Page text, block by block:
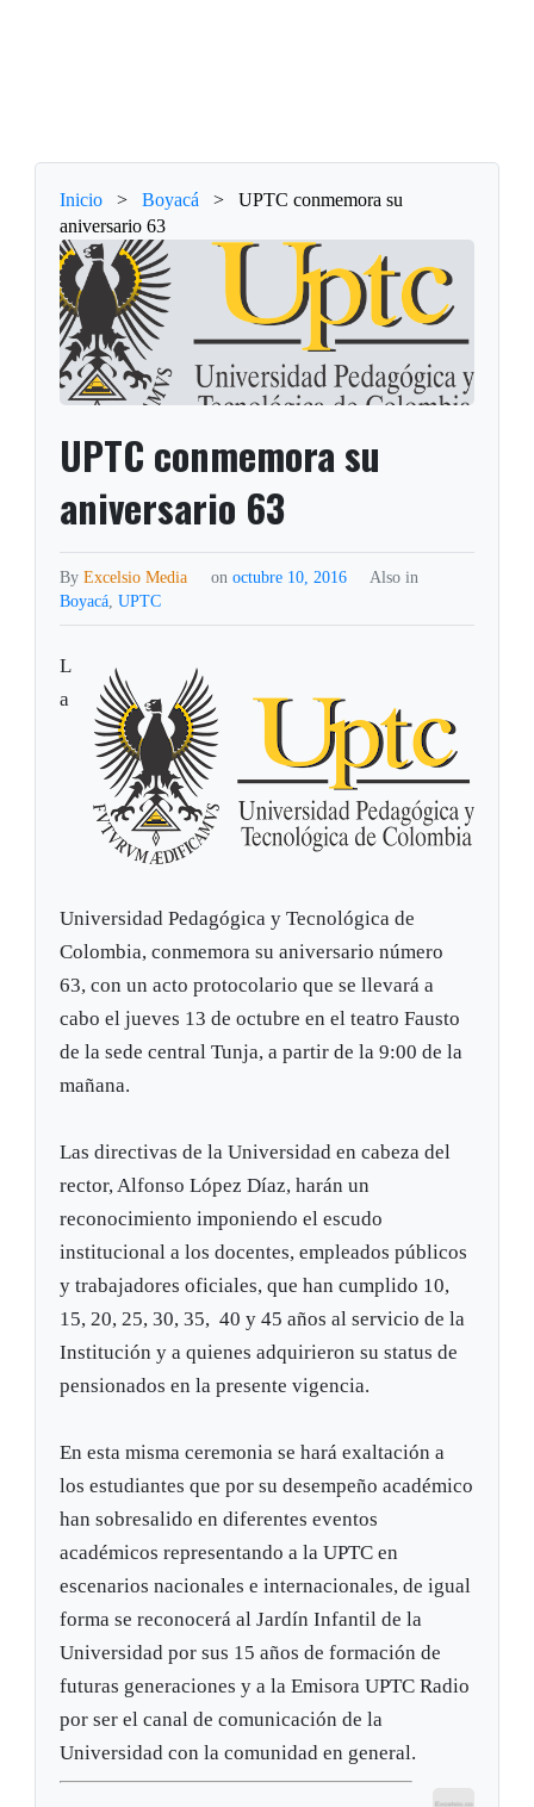
Inicio > Boyacá >
UPTC conmemora su
aniversario 63
UPTC conmemora su
aniversario 63
ByExcelsio Media on octubre 10, 2016
Also in
Boyacá,UPTC
L
a
Universidad Pedagógica y Tecnológica de
Colombia, conmemora su aniversario número
63, con un acto protocolario que se llevará a
cabo el jueves 13 de octubre en el teatro Fausto
de la sede central Tunja, a partir de la 9:00 de la
mañana.
Las directivas de la Universidad en cabeza del
rector, Alfonso López Díaz, harán un
reconocimiento imponiendo el escudo
institucional a los docentes, empleados públicos
y trabajadores oficiales, que han cumplido 10,
15, 20, 25, 30, 35, 40 y 45 años al servicio de la
Institución y a quienes adquirieron su status de
pensionados en la presente vigencia.
En esta misma ceremonia se hará exaltación a
los estudiantes que por su desempeño académico
han sobresalido en diferentes eventos
académicos representando a la UPTC en
escenarios nacionales e internacionales, de igual
forma se reconocerá al Jardín Infantil de la
Universidad por sus 15 años de formación de
futuras generaciones y a la Emisora UPTC Radio
por ser el canal de comunicación de la
Universidad con la comunidad en general.